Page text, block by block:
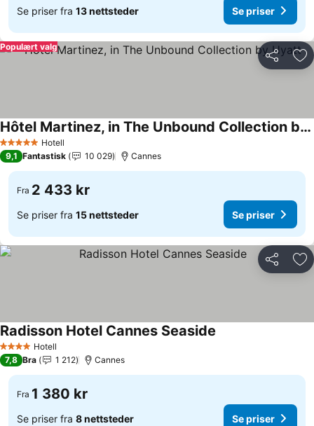
Se priser fra 13 nettsteder Se priser
Del
Populært valg
5 Stjerner Hotell
Hôtel Martinez, in The Unbound Collection by Hyatt
9,1 Fantastisk 10 029 Cannes
Fra 2 433 kr
Se priser fra 15 nettsteder Se priser
Del
4 StjernerHotell
Radisson Hotel Cannes Seaside
7,8 Bra 1 212 Cannes
Fra 1 380 kr
Se priser fra 8 nettsteder Se priser